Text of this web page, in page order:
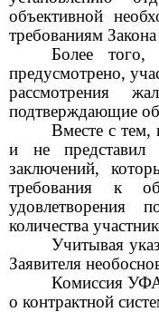
объективной
требованиям
Более
предусмотрено,
рассмотрения
подтверждающие
Вместе с тем,
и не представил
заключений,
требования к
удовлетворения
количества
Учитывая
Заявителя
Комиссия
о контрактной